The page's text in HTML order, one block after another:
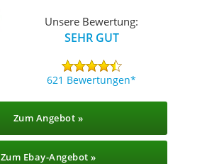
Unsere Bewertung:
SEHR GUT
621 Bewertungen
Zum Angebot »
Zum Ebay-Angebot »